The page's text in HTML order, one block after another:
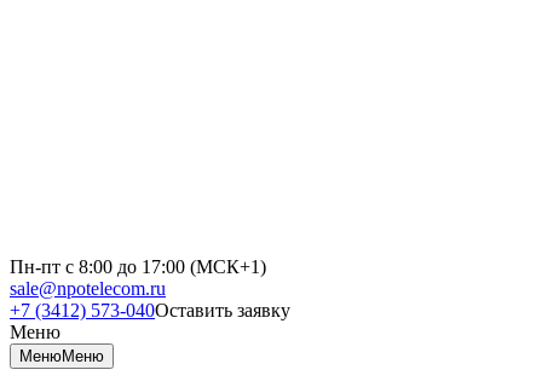
Пн-пт с 8:00 до 17:00 (МСК+1)
sale@npotelecom.ru
+7 (3412) 573-040Оставить заявку
Меню
МенюМеню